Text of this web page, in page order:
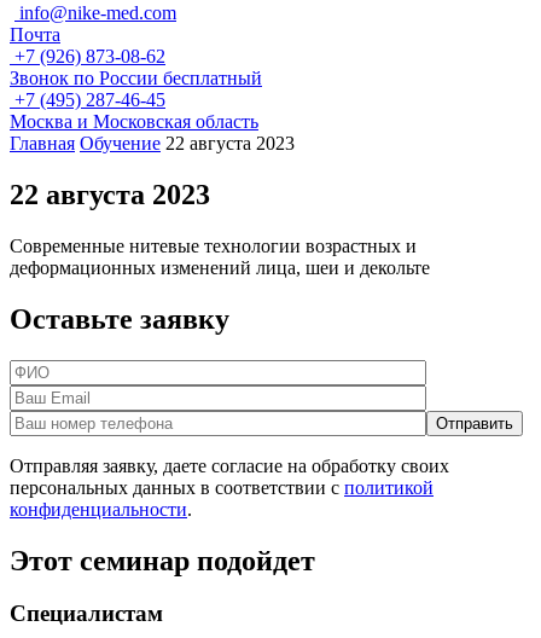
info@nike-med.com
Почта
+7 (926) 873-08-62
Звонок по России бесплатный
+7 (495) 287-46-45
Москва и Московская область
Главная Обучение 22 августа 2023
22 августа 2023
Современные нитевые технологии возрастных и
деформационных изменений лица, шеи и декольте
Оставьте заявку
Отправляя заявку, даете согласие на обработку своих
персональных данных в соответствии с политикой
конфиденциальности.
Этот семинар подойдет
Специалистам